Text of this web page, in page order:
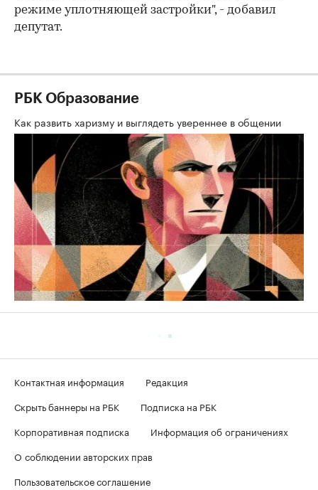
режиме уплотняющей застройки", - добавил
депутат.
РБК Образование
Как развить харизму и выглядеть увереннее в общении
Контактная информация
Редакция
Скрыть баннеры на РБК
Подписка на РБК
Корпоративная подписка
Информация об ограничениях
О соблюдении авторских прав
Пользовательское соглашение